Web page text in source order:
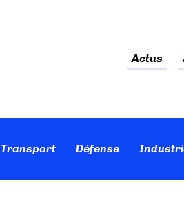
Actus
Transport Défense